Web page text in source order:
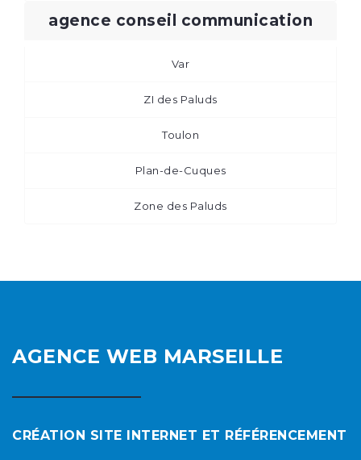
agence conseil communication
Var
ZI des Paluds
Toulon
Plan-de-Cuques
Zone des Paluds
AGENCE WEB MARSEILLE
CRÉATION SITE INTERNET ET RÉFÉRENCEMENT